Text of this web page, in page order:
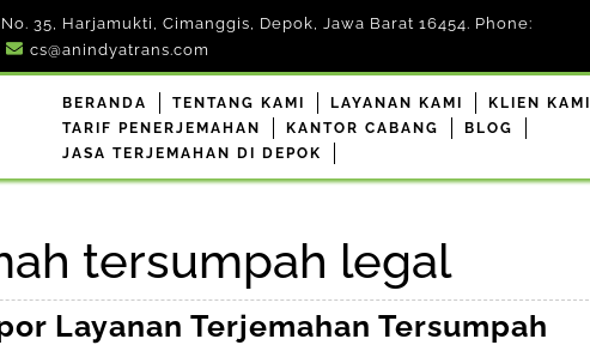
35, Harjamukti, Cimanggis, Depok, Jawa Barat 16454. Phone:
cs@anindyatrans.com
BERANDA TENTANG KAMI LAYANAN KAMI
KLIEN KAMI
TARIF PENERJEMAHAN
KANTOR CABANG
BLOG
JASA TERJEMAHAN DI DEPOK
tersumpah legal
Layanan Terjemahan Tersumpah